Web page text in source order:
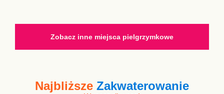
Zobacz inne miejsca pielgrzymkowe
Najbliższe Zakwaterowanie